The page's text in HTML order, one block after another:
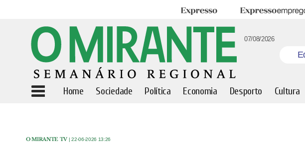
Expresso Expresso Emprego
07/08/2026
Home Sociedade Política Economia Desporto Cultura
O MIRANTE TV | 22-06-2026 13:26